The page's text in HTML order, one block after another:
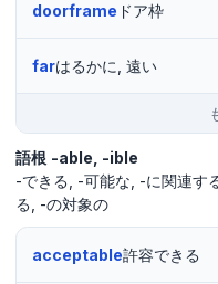
doorframe ドア枠
farはるかに, 遠い
語根 -able -ible
-できる
-可能な -に関連す
る
-の対象の
acceptable許容できる